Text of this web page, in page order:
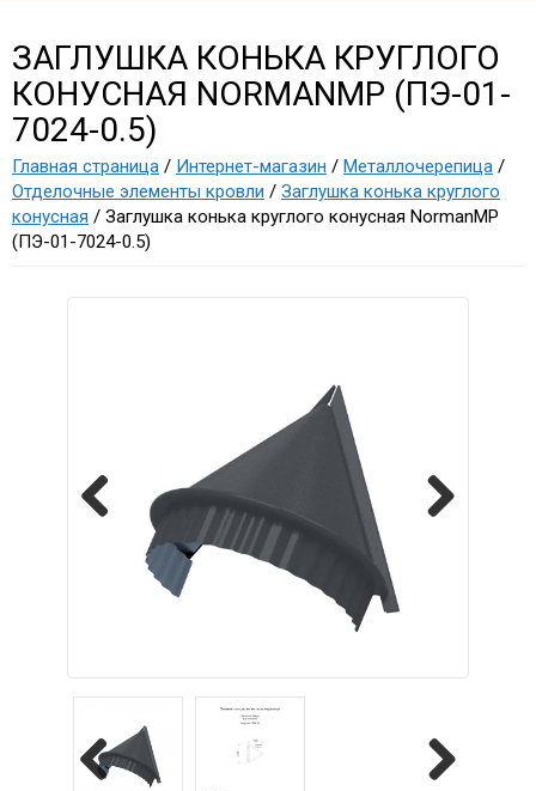
ЗАГЛУШКА КОНЬКА КРУГЛОГО
КОНУСНАЯ NORMANMP (ПЭ-01-
7024-0.5)
Главная страница / Интернет-магазин / Металлочерепица /
Отделочные элементы кровли / Заглушка конька круглого
конусная / Заглушка конька круглого конусная NormanMP
(ПЭ-01-7024-0.5)